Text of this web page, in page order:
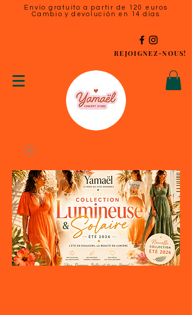
Envío gratuito a partir de 120 euros
Cambio y devolución en 14 días
REJOIGNEZ-NOUS!